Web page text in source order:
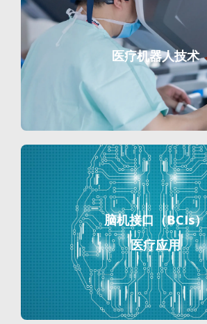
医疗机器人技术
脑机接口（BCIs）
医疗应用